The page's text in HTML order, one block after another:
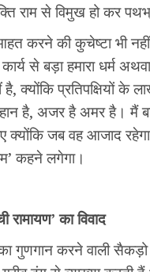
राम से विमुख हो कर
करने की कुचेष्टा भी
से बड़ा हमारा धर्म
क्योंकि प्रतिपक्षियों के
है, अजर है अमर है। मैं
जब वह आजाद रहेगा
कहने लगेगा।
रामायण’ का विवाद
गुणगान करने वाली